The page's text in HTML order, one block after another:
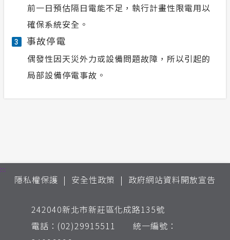
前一日預估隔日電能不足，執行計畫性限電用以
確保系統安全。
3 事故停電
偶發性因天災外力或設備問題故障，所以引起的
局部設備停電事故。
:::
隱私權保護 安全性政策 政府網站資料開放宣告
242040新北市新莊區化成路135號
電話：(02)29915511 統一編號：